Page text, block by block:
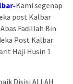
Kami segenap
post Kalbar
Fadillah Bin
Post Kalbar
Haji Husin 1
Disisi ALLAH